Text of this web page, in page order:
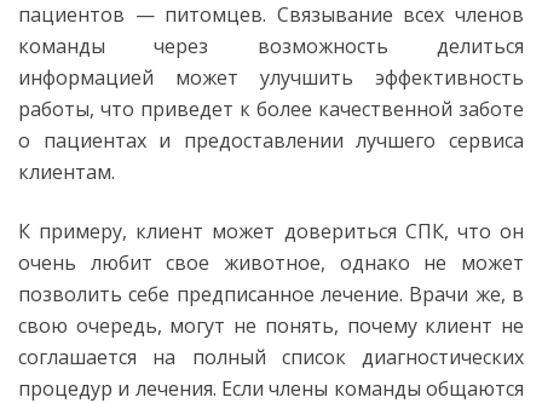
пациентов — питомцев. Связывание всех членов
команды через возможность делиться
информацией может улучшить эффективность
работы, что приведет к более качественной заботе
о пациентах и предоставлении лучшего сервиса
клиентам.
К примеру, клиент может довериться СПК, что он
очень любит свое животное, однако не может
позволить себе предписанное лечение. Врачи же, в
свою очередь, могут не понять, почему клиент не
соглашается на полный список диагностических
процедур и лечения. Если члены команды общаются